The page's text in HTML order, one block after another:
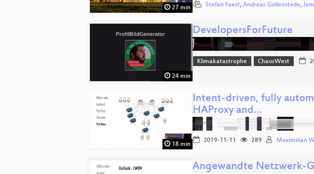
27 min
Stefan Fuest, Andreas Gollenstede,
24 min
DevelopersForFuture
Klimakatastrophe ChaosWest
18 min
Intent-driven, fully
HAProxy and…
2019-11-11 289 Maximilian
Angewandte Netzwerk-